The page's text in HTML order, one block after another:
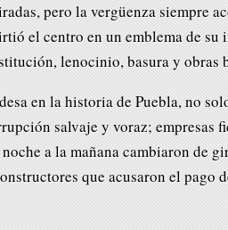
pero la vergüenza siempre
el centro en un emblema de su
lenocinio, basura y obras
en la historia de Puebla, no
salvaje y voraz; empresas
a la mañana cambiaron de
que acusaron el pago